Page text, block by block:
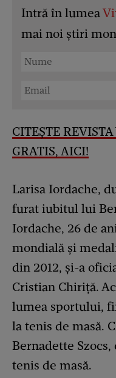
Intră în lumea
mai noi știri
CITEȘTE
GRATIS, AICI!
Larisa Iordache,
furat iubitul lui
Iordache, 26 de
mondială și
din 2012, și-a
Cristian Chiriță.
lumea sportului,
la tenis de masă.
Bernadette
tenis de masă.